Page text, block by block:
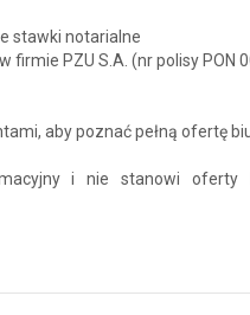
stawki notarialne
firmie PZU S.A. (nr polisy PON
aby poznać pełną ofertę
i nie stanowi oferty